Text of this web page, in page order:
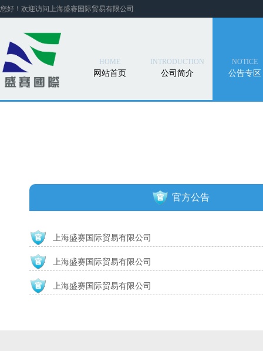
您好！欢迎访问上海盛赛国际贸易有限公司
HOME
网站首页
INTRODUCTION
公司简介
NOTICE
公告专区
官方公告
上海盛赛国际贸易有限公司
上海盛赛国际贸易有限公司
上海盛赛国际贸易有限公司